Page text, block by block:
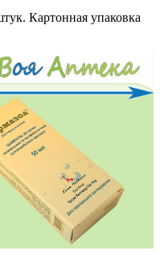
Картонная упаковка